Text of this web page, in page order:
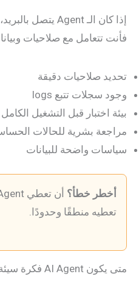
فأنت تتعامل مع صلاحيات
تحديد صلاحيات دقيقة
وجود سجلات تتبع logs
بيئة اختبار قبل التشغيل الكامل
مراجعة بشرية للحالات
سياسات واضحة للبيانات
أخطر خطأ؟
تعطيه منطقًا وحدودًا.
متى يكون AI Agent فكرة سيئة أصلًا؟